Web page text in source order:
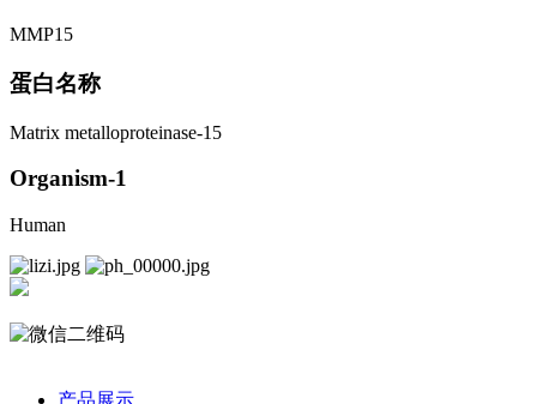
MMP15
蛋白名称
Matrix metalloproteinase-15
Organism-1
Human
产品展示